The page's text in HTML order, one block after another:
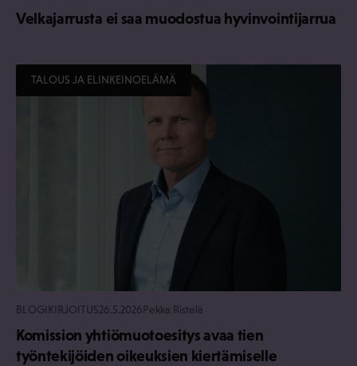
Velkajarrusta ei saa muodostua hyvinvointijarrua
TALOUS JA ELINKEINOELÄMÄ
BLOGIKIRJOITUS26.5.2026Pekka Ristelä
Komission yhtiömuotoesitys avaa tien
työntekijöiden oikeuksien kiertämiselle